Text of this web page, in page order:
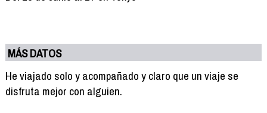
MÁS DATOS
He viajado solo y acompañado y claro que un viaje se
disfruta mejor con alguien.